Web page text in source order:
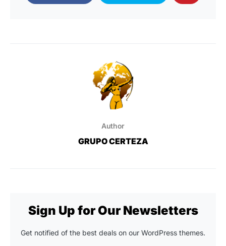
Author
GRUPO CERTEZA
Sign Up for Our Newsletters
Get notified of the best deals on our WordPress themes.